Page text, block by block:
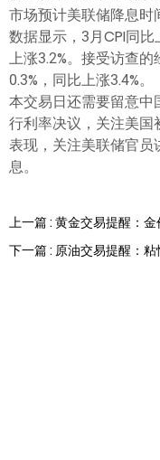
市场预计美联储降息时
数据显示，3月CPI同
上涨3.2%。接受访查
0.3%，同比上涨3.4%。
本交易日还需要留意中
行利率决议，关注美国
表现，关注美联储官
息。
上一篇 : 黄金交易提醒：
下一篇 : 原油交易提醒：